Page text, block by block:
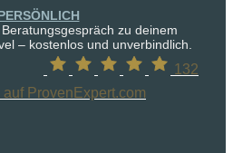
zu deinem
– kostenlos und unverbindlich.
132
ProvenExpert.com